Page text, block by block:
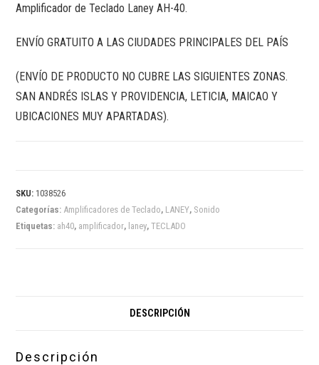
Amplificador de Teclado Laney AH-40.
ENVÍO GRATUITO A LAS CIUDADES PRINCIPALES DEL PAÍS
(ENVÍO DE PRODUCTO NO CUBRE LAS SIGUIENTES ZONAS.
SAN ANDRÉS ISLAS Y PROVIDENCIA, LETICIA, MAICAO Y
UBICACIONES MUY APARTADAS).
SKU: 1038526
Categorías: Amplificadores de Teclado, LANEY, Sonido
Etiquetas: ah40, amplificador, laney,TECLADO
DESCRIPCIÓN
Descripción